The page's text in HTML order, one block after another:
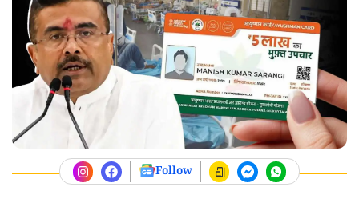
Follow